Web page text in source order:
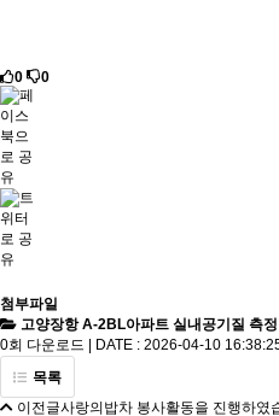
0 0
첨부파일
고양장항 A-2BL아파트 실내공기질 측
0회 다운로드 | DATE : 2026-04-10
목록
이전글사랑의밥차 봉사활동을 진행하였